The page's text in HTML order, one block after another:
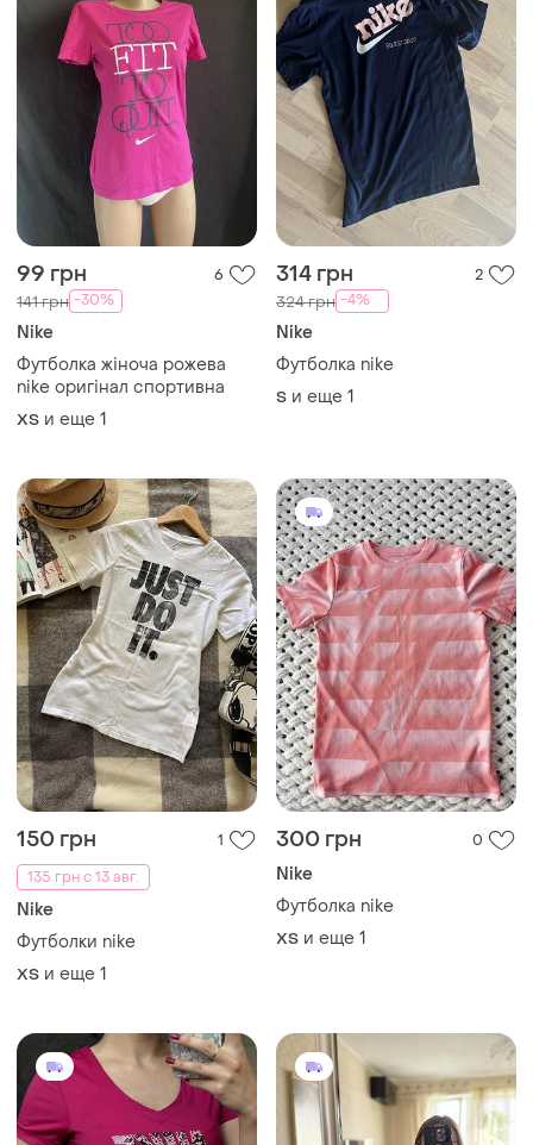
99 грн 6
141 грн -30%
Nike
Футболка жіноча рожева
nike оригінал спортивна
ХS и еще 1
314 грн 2
324 грн -4%
Nike
Футболка nike
S и еще 1
150 грн
1
135 грн с 13 авг.
Nike
Футболки nike
ХS и еще 1
300 грн 0
Nike
Футболка nike
ХS и еще 1